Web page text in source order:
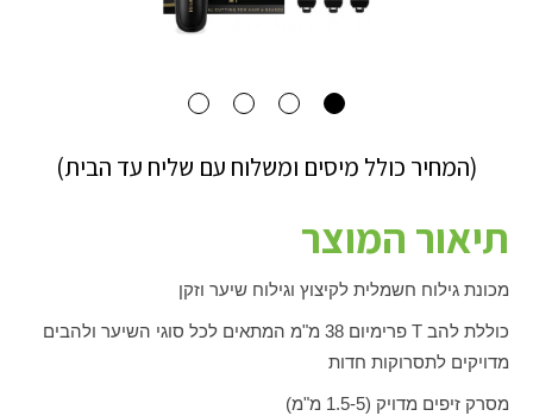
(המחיר כולל מיסים ומשלוח עם שליח עד הבית)
תיאור המוצר
מכונת גילוח חשמלית לקיצוץ וגילוח שיער וזקן
כוללת להב T
פרימיום 38 מ"מ המתאים לכל סוגי השיער ולהבים
מדויקים לתסרוקות חדות
מסרק זיפים מדויק (1.5-5 מ"מ)